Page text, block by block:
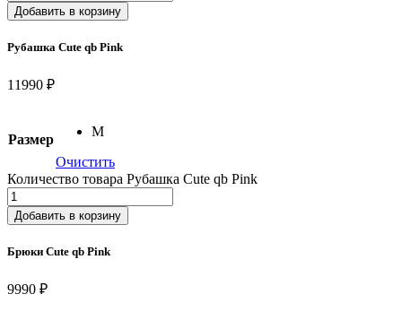
Добавить в корзину
Рубашка Cute qb Pink
11990 ₽
Размер
M
Очистить
Количество товара Рубашка Cute qb Pink
Добавить в корзину
Брюки Cute qb Pink
9990 ₽